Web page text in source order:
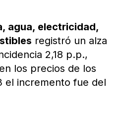
agua, electricidad,
registró un alza
2,18 p.p.,
los precios de los
el incremento fue del